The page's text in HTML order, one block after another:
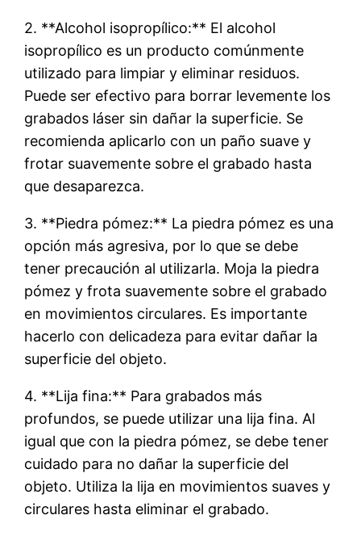
2. **Alcohol isopropílico:** El alcohol
isopropílico es un producto comúnmente
utilizado para limpiar y eliminar residuos.
Puede ser efectivo para borrar levemente los
grabados láser sin dañar la superficie. Se
recomienda aplicarlo con un paño suave y
frotar suavemente sobre el grabado hasta
que desaparezca.
3. **Piedra pómez:** La piedra pómez es una
opción más agresiva, por lo que se debe
tener precaución al utilizarla. Moja la piedra
pómez y frota suavemente sobre el grabado
en movimientos circulares. Es importante
hacerlo con delicadeza para evitar dañar la
superficie del objeto.
4. **Lija fina:** Para grabados más
profundos, se puede utilizar una lija fina. Al
igual que con la piedra pómez, se debe tener
cuidado para no dañar la superficie del
objeto. Utiliza la lija en movimientos suaves y
circulares hasta eliminar el grabado.